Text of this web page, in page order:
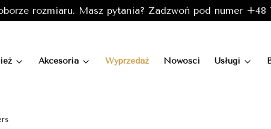
rozmiaru. Masz pytania? Zadzwoń pod numer +48
Akcesoria Wyprzedaż Nowości Usługi